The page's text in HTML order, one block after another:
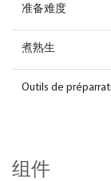
准备难度
煮熟生
Outils de
组件